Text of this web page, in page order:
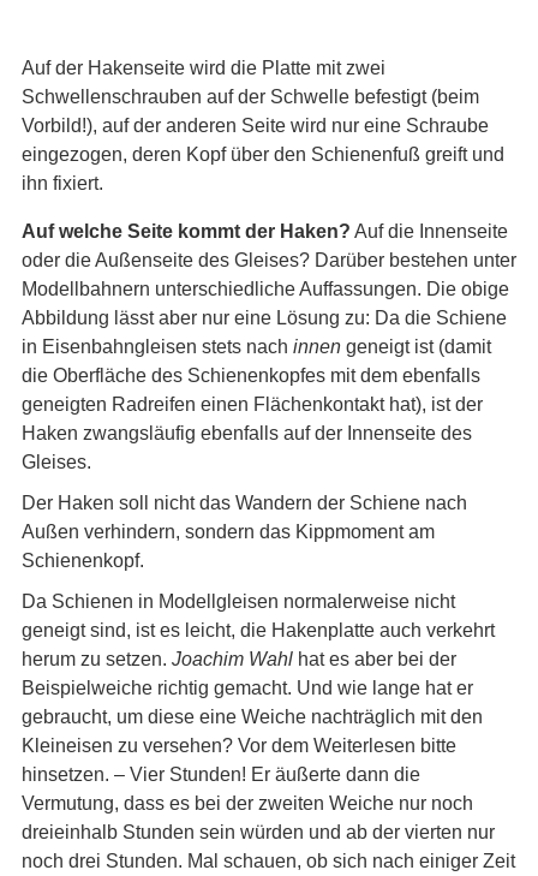
Auf der Hakenseite wird die Platte mit zwei
Schwellenschrauben auf der Schwelle befestigt (beim
Vorbild!), auf der anderen Seite wird nur eine Schraube
eingezogen, deren Kopf über den Schienenfuß greift und
ihn fixiert.
Auf welche Seite kommt der Haken? Auf die Innenseite
oder die Außenseite des Gleises? Darüber bestehen unter
Modellbahnern unterschiedliche Auffassungen. Die obige
Abbildung lässt aber nur eine Lösung zu: Da die Schiene
in Eisenbahngleisen stets nach innengeneigt ist (damit
die Oberfläche des Schienenkopfes mit dem ebenfalls
geneigten Radreifen einen Flächenkontakt hat), ist der
Haken zwangsläufig ebenfalls auf der Innenseite des
Gleises.
Der Haken soll nicht das Wandern der Schiene nach
Außen verhindern, sondern das Kippmoment am
Schienenkopf.
Da Schienen in Modellgleisen normalerweise nicht
geneigt sind, ist es leicht, die Hakenplatte auch verkehrt
herum zu setzen. Joachim Wahl hat es aber bei der
Beispielweiche richtig gemacht. Und wie lange hat er
gebraucht, um diese eine Weiche nachträglich mit den
Kleineisen zu versehen? Vor dem Weiterlesen bitte
hinsetzen. – Vier Stunden! Er äußerte dann die
Vermutung, dass es bei der zweiten Weiche nur noch
dreieinhalb Stunden sein würden und ab der vierten nur
noch drei Stunden. Mal schauen, ob sich nach einiger Zeit